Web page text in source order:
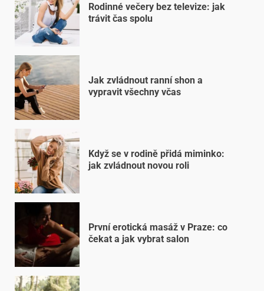
Rodinné večery bez televize: jak
trávit čas spolu
Jak zvládnout ranní shon a
vypravit všechny včas
Když se v rodině přidá miminko:
jak zvládnout novou roli
První erotická masáž v Praze: co
čekat a jak vybrat salon